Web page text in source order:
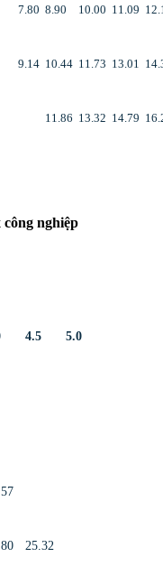
7.80 8.90 10.00 11.09
9.14 10.44 11.73 13.01
11.86 13.32 14.79
nghiệp
4.5 5.0
25.32